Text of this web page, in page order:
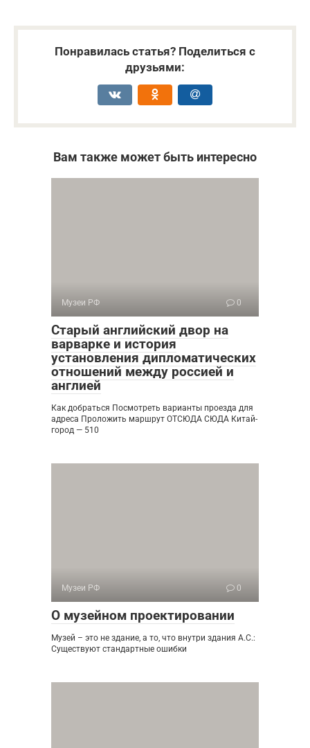
Понравилась статья? Поделиться с
друзьями:
Вам также может быть интересно
Музеи РФ 0
Старый английский двор на
варварке и история
установления дипломатических
отношений между россией и
англией
Как добраться Посмотреть варианты проезда для
адреса Проложить маршрут ОТСЮДА СЮДА Китай-
город — 510
Музеи РФ 0
О музейном проектировании
Музей – это не здание, а то, что внутри здания А.С.:
Существуют стандартные ошибки